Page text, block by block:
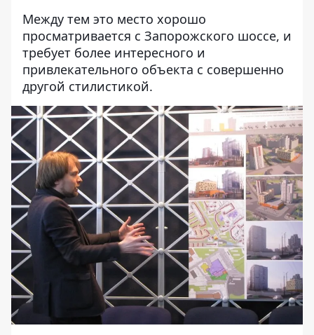
Между тем это место хорошо
просматривается с Запорожского шоссе, и
требует более интересного и
привлекательного объекта с совершенно
другой стилистикой.